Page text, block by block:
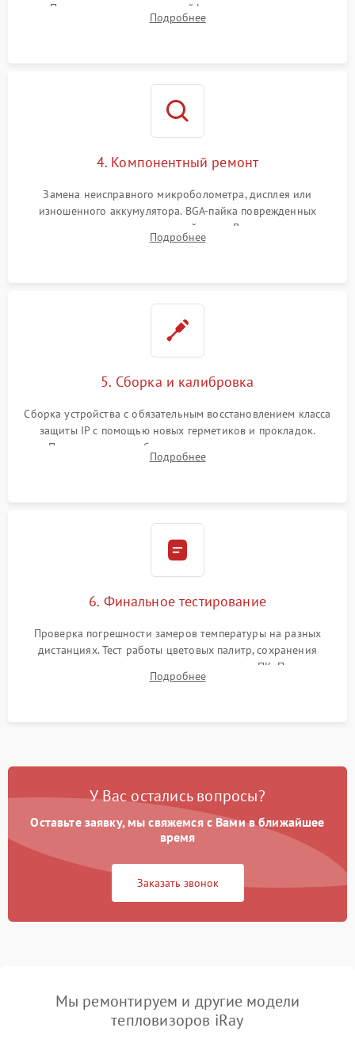
Проверка целостности шлейфов, модуля памяти и
интерфейсов связи. Выявление сгоревших SMD-компонентов
Подробнее
4. Компонентный ремонт
Замена неисправного микроболометра, дисплея или
изношенного аккумулятора. BGA-пайка поврежденных
контроллеров на материнской плате. Восстановление
разъемов и кнопок, замена поврежденных элементов
Подробнее
5. Сборка и калибровка
Сборка устройства с обязательным восстановлением класса
защиты IP с помощью новых герметиков и прокладок.
Программная калибровка матрицы по эталонному
абсолютно черному телу для точного измерения температур.
Подробнее
6. Финальное тестирование
Проверка погрешности замеров температуры на разных
дистанциях. Тест работы цветовых палитр, сохранения
термограмм в память и передачи данных на ПК. Проверка
автономности работы и итоговый контроль качества.
Подробнее
У Вас остались вопросы?
Оставьте заявку, мы свяжемся с Вами в ближайшее
время
Заказать звонок
Мы ремонтируем и другие модели
тепловизоров iRay